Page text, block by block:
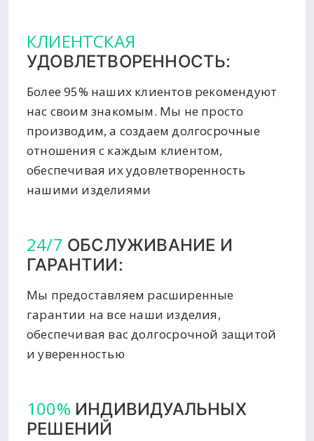
КЛИЕНТСКАЯ
УДОВЛЕТВОРЕННОСТЬ:
Более 95% наших клиентов рекомендуют
нас своим знакомым. Мы не просто
производим, а создаем долгосрочные
отношения с каждым клиентом,
обеспечивая их удовлетворенность
нашими изделиями
24/7 ОБСЛУЖИВАНИЕ И
ГАРАНТИИ:
Мы предоставляем расширенные
гарантии на все наши изделия,
обеспечивая вас долгосрочной защитой
и уверенностью
100% ИНДИВИДУАЛЬНЫХ
РЕШЕНИЙ